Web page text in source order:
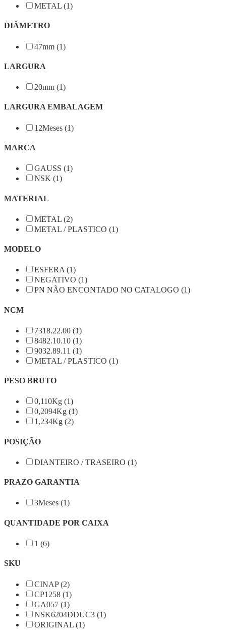
METAL (1)
DIÂMETRO
47mm (1)
LARGURA
20mm (1)
LARGURA EMBALAGEM
12Meses (1)
MARCA
GAUSS (1)
NSK (1)
MATERIAL
METAL (2)
METAL / PLASTICO (1)
MODELO
ESFERA (1)
NEGATIVO (1)
PN NÃO ENCONTADO NO CATALOGO (1)
NCM
7318.22.00 (1)
8482.10.10 (1)
9032.89.11 (1)
METAL / PLASTICO (1)
PESO BRUTO
0,110Kg (1)
0,2094Kg (1)
1,234Kg (2)
POSIÇÃO
DIANTEIRO / TRASEIRO (1)
PRAZO GARANTIA
3Meses (1)
QUANTIDADE POR CAIXA
1 (6)
SKU
CINAP (2)
CP1258 (1)
GA057 (1)
NSK6204DDUC3 (1)
ORIGINAL (1)